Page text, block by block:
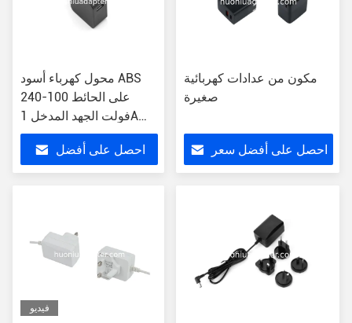
محول كهرباء أسود ABS
على الحائط 100-240
فولت الجهد المدخل 1A
التيار الخارجي
احصل على أفضل
مكون من عدادات كهربائية
صغيرة
احصل على أفضل سعر
فيديو